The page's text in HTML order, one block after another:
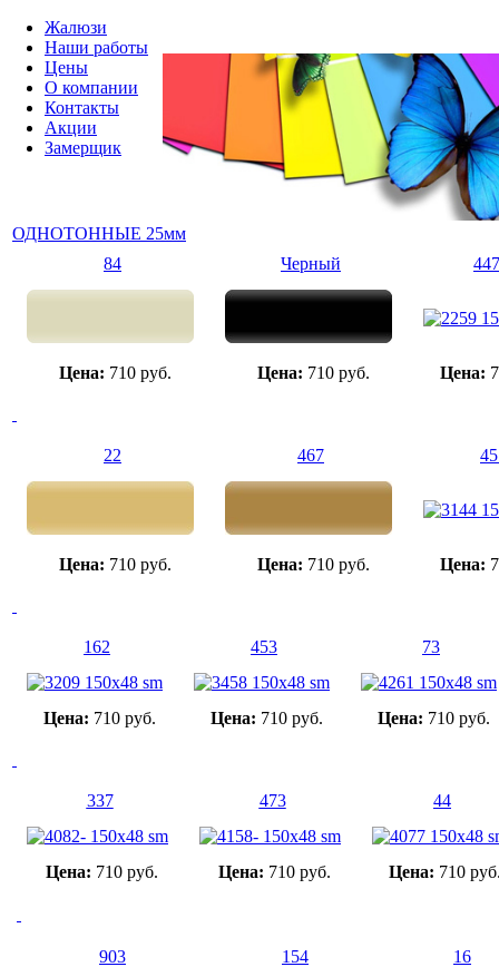
Жалюзи
Наши работы
Цены
О компании
Контакты
Акции
Замерщик
ОДНОТОННЫЕ 25мм
84
Черный
Цена: 710 руб. Цена: 710 руб. Цена:
22 467
Цена: 710 руб. Цена: 710 руб. Цена:
162 453 73
Цена: 710 руб. Цена: 710 руб. Цена: 710 руб.
337 473 44
Цена: 710 руб. Цена: 710 руб. Цена: 710
903 154 16